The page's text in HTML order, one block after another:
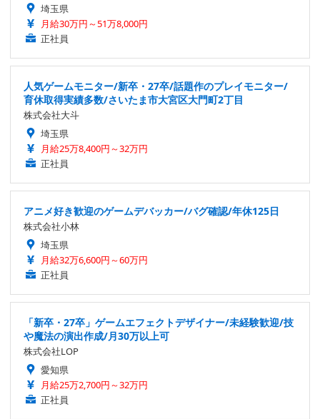
埼玉県
月給30万円～51万8,000円
正社員
人気ゲームモニター/新卒・27卒/話題作のプレイモニター/
育休取得実績多数/さいたま市大宮区大門町2丁目
株式会社大斗
埼玉県
月給25万8,400円～32万円
正社員
アニメ好き歓迎のゲームデバッカー/バグ確認/年休125日
株式会社小林
埼玉県
月給32万6,600円～60万円
正社員
「新卒・27卒」ゲームエフェクトデザイナー/未経験歓迎/技
や魔法の演出作成/月30万以上可
株式会社LOP
愛知県
月給25万2,700円～32万円
正社員